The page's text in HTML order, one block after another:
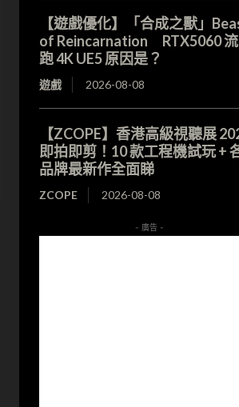
【遊戲優化】「合成之獸」
of Reincarnation RTX5060
跑 4K UE5 原因是？
遊戲 2026-08-08
【ZCOPE】香港高級視聽展
即拍即剪！10 款工程機試玩 +
品牌最新作全面睇
ZCOPE 2026-08-08
- 廣告 -